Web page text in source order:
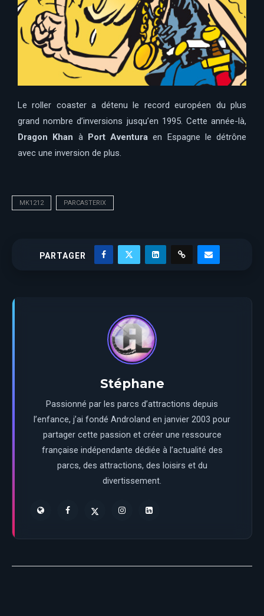
Le roller coaster a détenu le record européen du plus
grand nombre d’inversions jusqu’en 1995. Cette année-là,
Dragon Khan à Port Aventura en Espagne le détrône
avec une inversion de plus.
MK1212 PARCASTERIX
PARTAGER
Stéphane
Passionné par les parcs d’attractions depuis
l’enfance, j’ai fondé Androland en janvier 2003 pour
partager cette passion et créer une ressource
française indépendante dédiée à l’actualité des
parcs, des attractions, des loisirs et du
divertissement.